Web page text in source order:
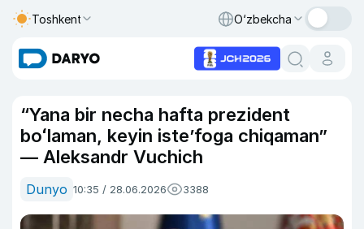
Toshkent O‘zbekcha
“Yana bir necha hafta prezident
boʻlaman, keyin iste’foga chiqaman”
— Aleksandr Vuchich
Dunyo 10:35 / 28.06.2026 3388